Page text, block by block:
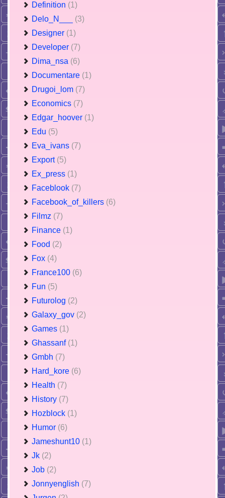
Definition (1)
Delo_N___ (3)
Designer (1)
Developer (7)
Dima_nsa (6)
Documentare (1)
Drugoi_lom (7)
Economics (7)
Edgar_hoover (1)
Edu (5)
Eva_ivans (7)
Export (5)
Ex_press (1)
Faceblook (7)
Facebook_of_killers (6)
Filmz (7)
Finance (1)
Food (2)
Fox (4)
France100 (6)
Fun (5)
Futurolog (2)
Galaxy_gov (2)
Games (1)
Ghassanf (1)
Gmbh (7)
Hard_kore (6)
Health (7)
History (7)
Hozblock (1)
Humor (6)
Jameshunt10 (1)
Jk (2)
Job (2)
Jonnyenglish (7)